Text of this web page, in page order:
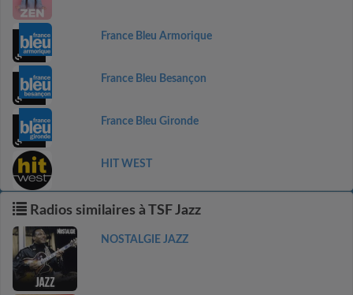
France Bleu Armorique
France Bleu Besançon
France Bleu Gironde
HIT WEST
Radios similaires à TSF Jazz
NOSTALGIE JAZZ